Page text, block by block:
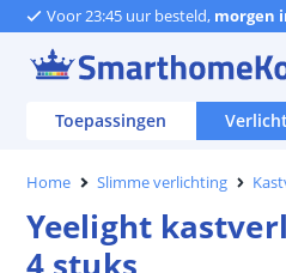
Voor 23:45 uur besteld, morgen
Toepassingen
Home Slimme verlichting
Yeelight